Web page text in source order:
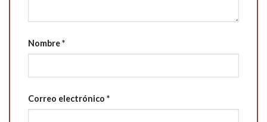
Nombre*
Correo electrónico *